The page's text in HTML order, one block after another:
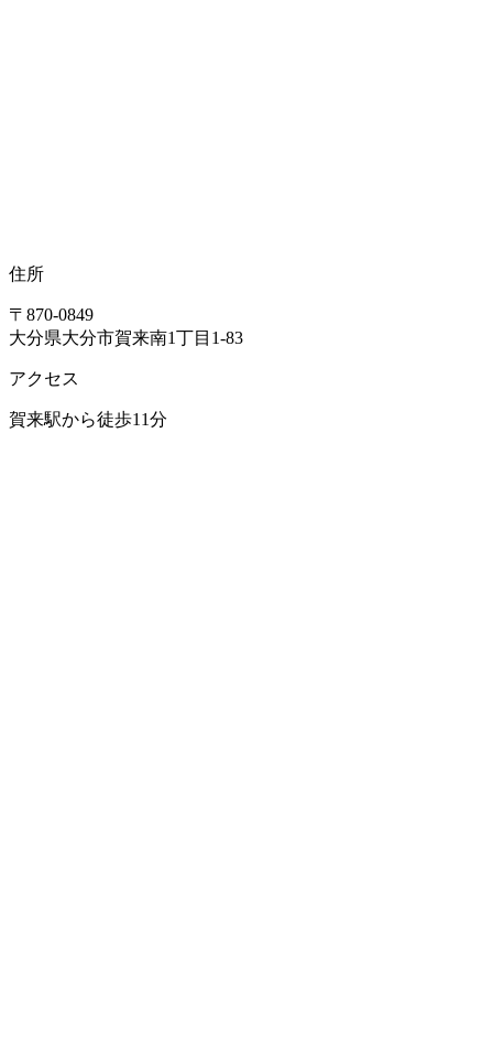
住所
〒870-0849
大分県大分市賀来南1丁目1-83
アクセス
賀来駅から徒歩11分